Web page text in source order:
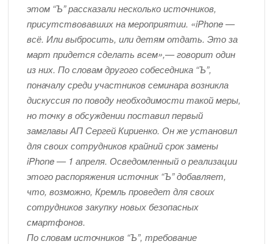
этом “Ъ” рассказали несколько источников,
присутствовавших на мероприятии. «iPhone —
всё. Или выбросить, или детям отдать. Это за
март придется сделать всем»,— говорит один
из них. По словам другого собеседника “Ъ”,
поначалу среди участников семинара возникла
дискуссия по поводу необходимости такой меры,
но точку в обсуждении поставил первый
замглавы АП Сергей Кириенко. Он же установил
для своих сотрудников крайний срок замены
iPhone — 1 апреля. Осведомленный о реализации
этого распоряжения источник “Ъ” добавляет,
что, возможно, Кремль проведет для своих
сотрудников закупку новых безопасных
смартфонов.
По словам источников “Ъ”, требование